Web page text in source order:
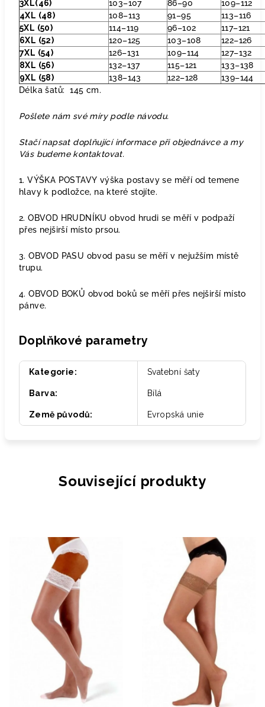
3XL(46) 103–107 86–90
109–112
4XL (48)
108–113 91–95
113–116
5XL (50)
114–119 96–102
117–121
6XL (52)
120–125 103–108
122–126
7XL (54)
126–131 109–114
127–132
8XL (56)
132–137 115–121
133–138
9XL (58)
138–143 122–128
139–144
Délka šatů: 145 cm.
Pošlete nám své míry podle návodu.
Stačí napsat doplňující informace při objednávce a my
Vás budeme kontaktovat.
1. VÝŠKA POSTAVY výška postavy se měří od temene
hlavy k podložce, na které stojíte.
2. OBVOD HRUDNÍKU obvod hrudi se měří v podpaží
přes nejširší místo prsou.
3. OBVOD PASU obvod pasu se měří v nejužším místě
trupu.
4. OBVOD BOKŮ obvod boků se měří přes nejširší místo
pánve.
Doplňkové parametry
Kategorie: Svatební šaty
Barva: Bílá
Země původů: Evropská unie
Související produkty